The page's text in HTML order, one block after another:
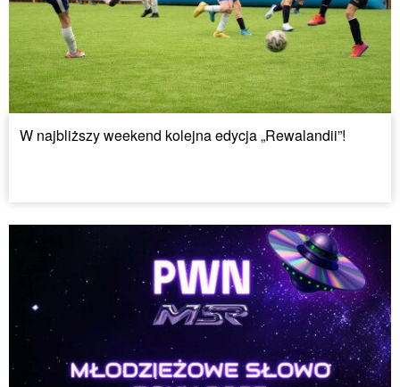
W najbliższy weekend kolejna edycja „Rewalandii”!